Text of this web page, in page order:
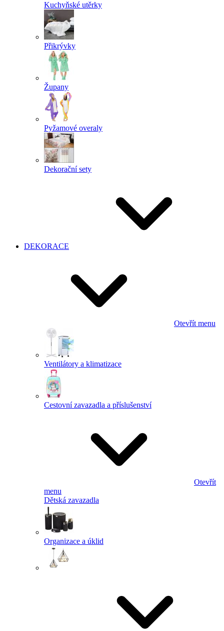
Kuchyňské utěrky
Přikrývky
Župany
Pyžamové overaly
Dekorační sety
DEKORACE
Otevřít menu
Ventilátory a klimatizace
Cestovní zavazadla a příslušenství
Otevřít
menu
Dětská zavazadla
Organizace a úklid